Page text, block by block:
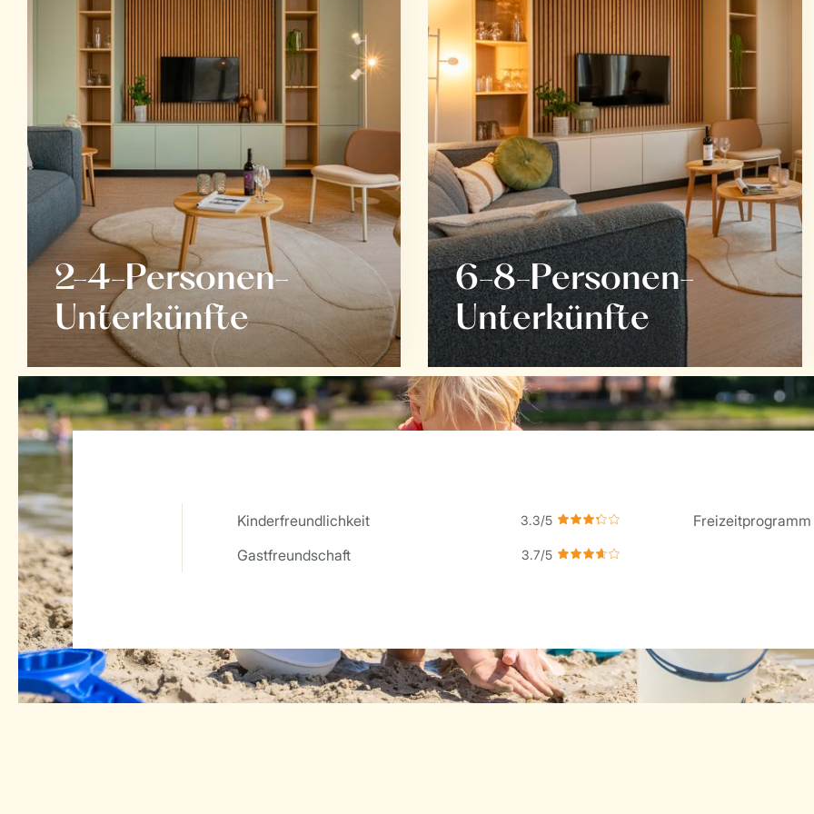
2-4-Personen-
Unterkünfte
6-8-Personen-
Unterkünfte
Kinderfreundlichkeit
Freizeitprogramm
Gastfreundschaft